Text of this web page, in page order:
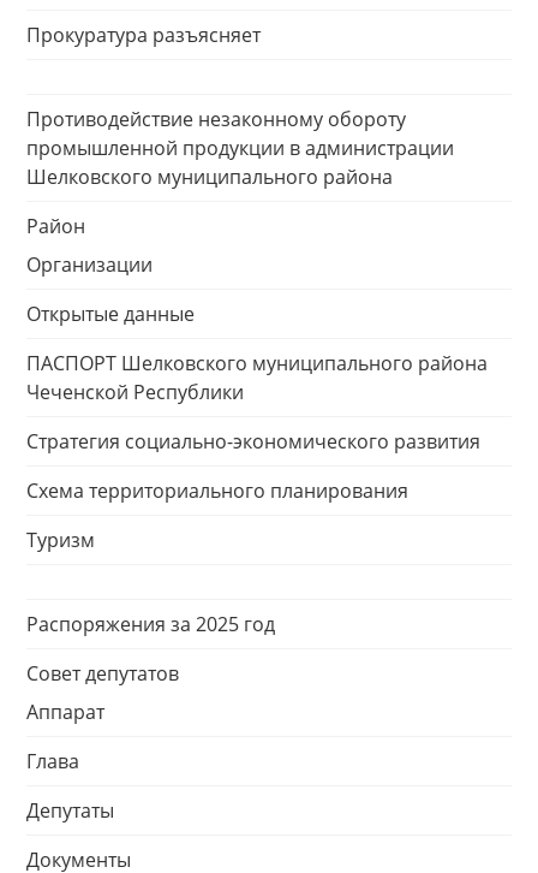
Прокуратура разъясняет
Противодействие незаконному обороту
промышленной продукции в администрации
Шелковского муниципального района
Район
Организации
Открытые данные
ПАСПОРТ Шелковского муниципального района
Чеченской Республики
Стратегия социально-экономического развития
Схема территориального планирования
Туризм
Распоряжения за 2025 год
Совет депутатов
Аппарат
Глава
Депутаты
Документы